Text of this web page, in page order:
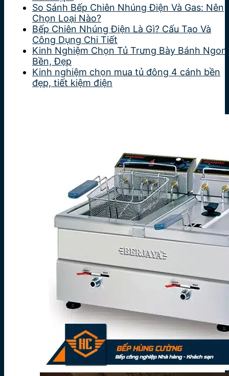
So Sánh Bếp Chiên Nhúng Điện Và Gas: Nên
Chọn Loại Nào?
Bếp Chiên Nhúng Điện Là Gì? Cấu Tạo Và
Công Dụng Chi Tiết
Kinh Nghiệm Chọn Tủ Trưng Bày Bánh Ngon,
Bền, Đẹp
Kinh nghiệm chọn mua tủ đông 4 cánh bền
đẹp, tiết kiệm điện